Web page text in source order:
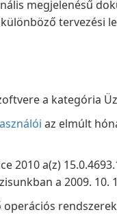
megjelenésű
tervezési
a kategória
az elmúlt
a(z)
a 2009. 10.